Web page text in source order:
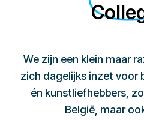
We zijn een klein maar
zich dagelijks inzet voor
én kunstliefhebbers,
België, maar